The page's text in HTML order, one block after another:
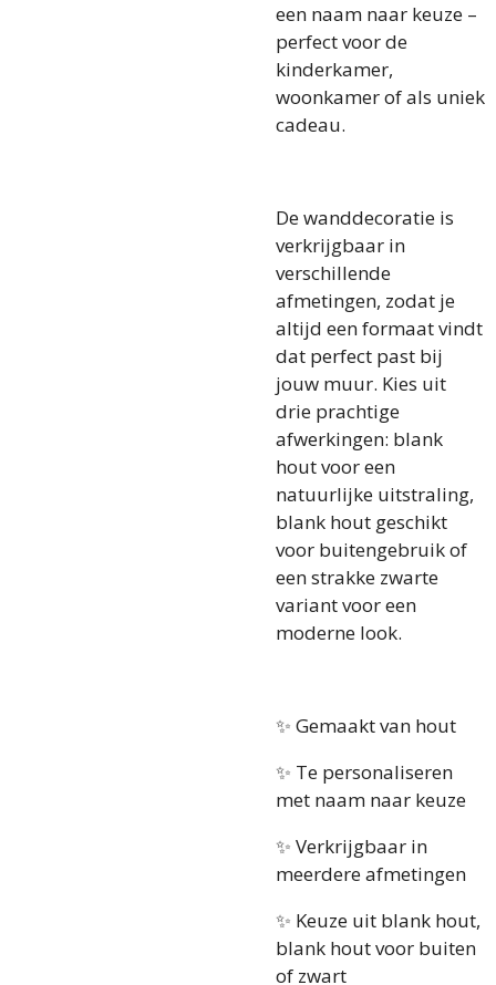
een naam naar keuze –
perfect voor de
kinderkamer,
woonkamer of als uniek
cadeau.
De wanddecoratie is
verkrijgbaar in
verschillende
afmetingen, zodat je
altijd een formaat vindt
dat perfect past bij
jouw muur. Kies uit
drie prachtige
afwerkingen: blank
hout voor een
natuurlijke uitstraling,
blank hout geschikt
voor buitengebruik of
een strakke zwarte
variant voor een
moderne look.
✨ Gemaakt van hout
✨ Te personaliseren
met naam naar keuze
✨ Verkrijgbaar in
meerdere afmetingen
✨ Keuze uit blank hout,
blank hout voor buiten
of zwart